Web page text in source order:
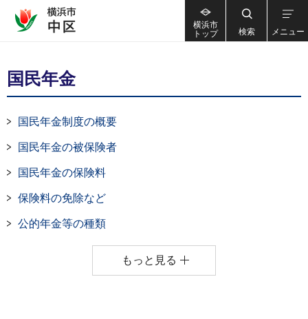
横浜市
トップ
検索 メニュー
国民年金
国民年金制度の概要
国民年金の被保険者
国民年金の保険料
保険料の免除など
公的年金等の種類
もっと見る